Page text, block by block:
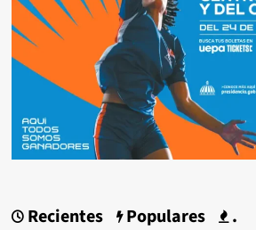
Recientes Populares .